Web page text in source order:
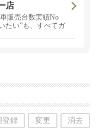
店
販売台数実績No
たい”も、すべてガ
登録 変更 消去